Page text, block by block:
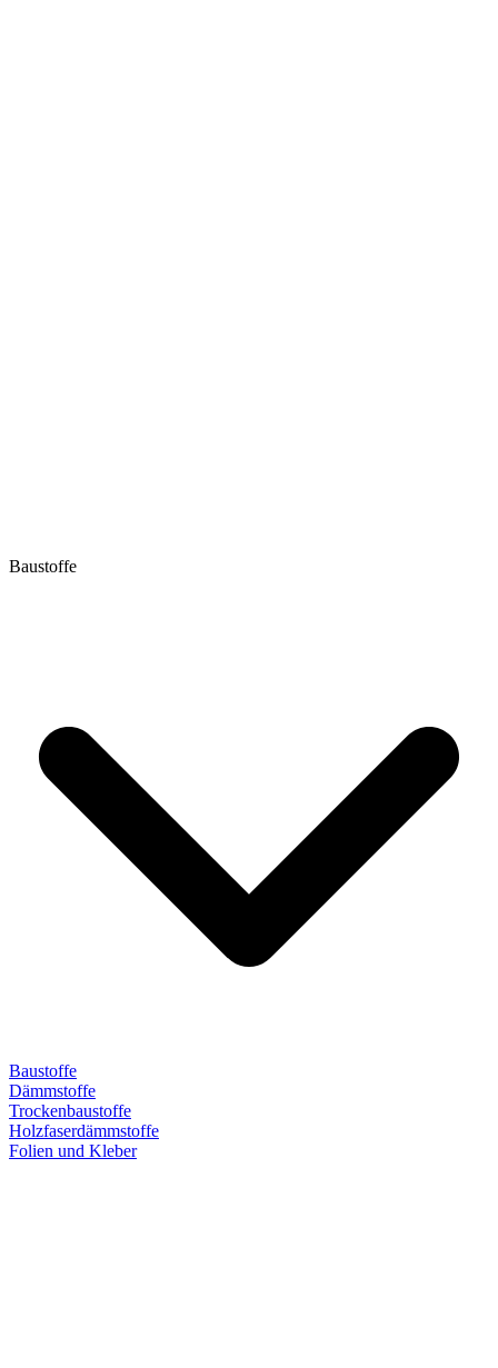
Baustoffe
Baustoffe
Dämmstoffe
Trockenbaustoffe
Holzfaserdämmstoffe
Folien und Kleber